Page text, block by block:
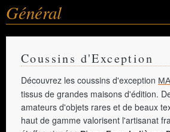
Général
Coussins d'Exception
Découvrez les coussins d'exception
tissus de grandes maisons d'édition.
amateurs d'objets rares et de beaux
haut de gamme valorisent l'artisanat